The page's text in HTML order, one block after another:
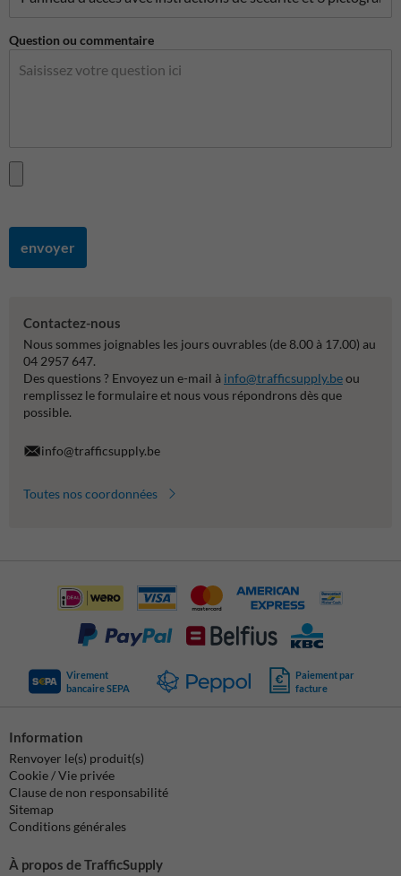
Question ou commentaire
envoyer
Contactez-nous
Nous sommes joignables les jours ouvrables (de 8.00 à 17.00) au
04 2957 647.
Des questions ? Envoyez un e-mail à info@trafficsupply.beou
remplissez le formulaire et nous vous répondrons dès que
possible.
info@trafficsupply.be
Toutes nos coordonnées
Virement
bancaire SEPA
Paiement par
facture
Information
Renvoyer le(s) produit(s)
Cookie / Vie privée
Clause de non responsabilité
Sitemap
Conditions générales
À propos de TrafficSupply